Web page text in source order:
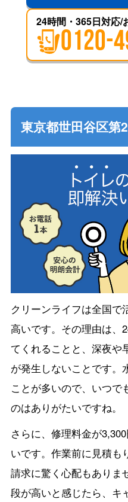
24時間・365日対応/
0120-
東京都世田谷区
クリーンライフは全国で
高いです。その理由は、
てくれることと、深夜や
が発生しないことです。
ことが多いので、いつで
のはありがたいですね。
さらに、修理料金が
いです。作業前に見積も
請求に驚く心配もありま
段が高いと感じたら、キ